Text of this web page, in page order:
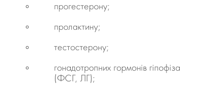
прогестерону;
пролактину;
тестостерону;
гонадотропних гормонів гіпофіза
(ФСГ, ЛГ);